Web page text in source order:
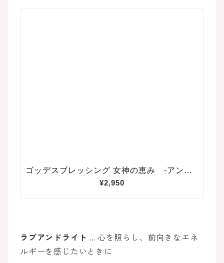
ラブアンドライト … 心を照らし、前向きなエネ
ルギーを感じたいときに